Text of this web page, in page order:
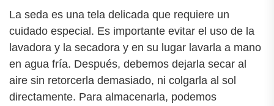
La seda es una tela delicada que requiere un
cuidado especial. Es importante evitar el uso de la
lavadora y la secadora y en su lugar lavarla a mano
en agua fría. Después, debemos dejarla secar al
aire sin retorcerla demasiado, ni colgarla al sol
directamente. Para almacenarla, podemos